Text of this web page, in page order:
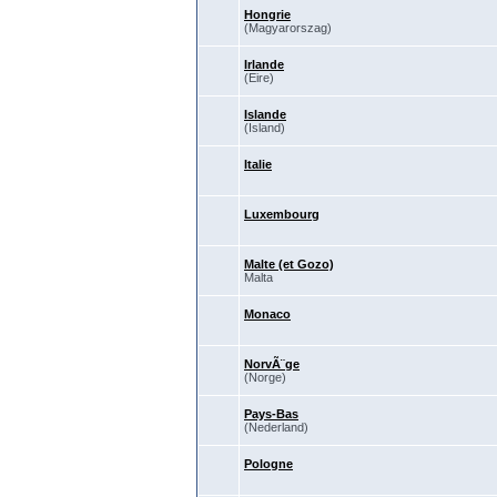
Hongrie
(Magyarorszag)
Irlande
(Eire)
Islande
(Island)
Italie
Luxembourg
Malte (et Gozo)
Malta
Monaco
NorvÃ¨ge
(Norge)
Pays-Bas
(Nederland)
Pologne